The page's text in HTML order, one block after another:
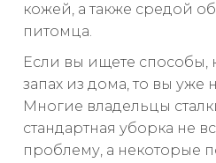
кожей, а также средой
питомца.
Если вы ищете способы,
запах из дома, то вы уже
Многие владельцы
стандартная уборка не
проблему, а некоторые